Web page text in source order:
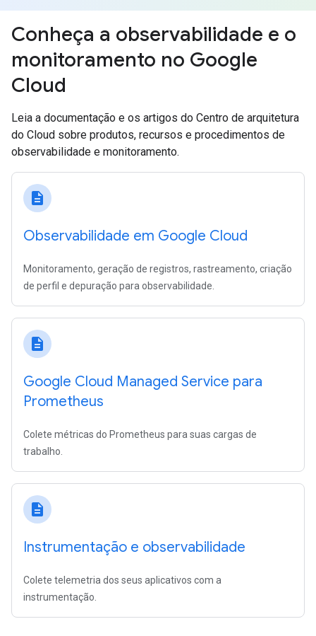
Conheça a observabilidade e o
monitoramento no Google
Cloud
Leia a documentação e os artigos do Centro de arquitetura
do Cloud sobre produtos, recursos e procedimentos de
observabilidade e monitoramento.
description
Observabilidade em Google Cloud
Monitoramento, geração de registros, rastreamento, criação
de perfil e depuração para observabilidade.
description
Google Cloud Managed Service para
Prometheus
Colete métricas do Prometheus para suas cargas de
trabalho.
description
Instrumentação e observabilidade
Colete telemetria dos seus aplicativos com a
instrumentação.